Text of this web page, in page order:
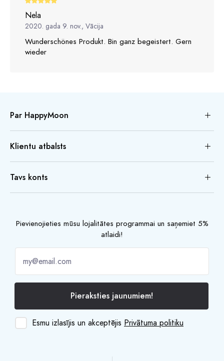
Nela
2020. gada 9. nov., Vācija
Wunderschönes Produkt. Bin ganz begeistert. Gern
wieder
Par HappyMoon
Klientu atbalsts
Tavs konts
Pievienojieties mūsu lojalitātes programmai un saņemiet 5%
atlaidi!
Pieraksties jaunumiem!
Esmu izlasījis un akceptējis Privātuma politiku